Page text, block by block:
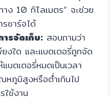
าง 10 กิโลเมตร” จะช่วย
ชาร์จได้
ารจัดเก็บ: สอบถามว่า
งใด และแบตเตอรี่ถูกจัด
บตเตอรี่หมดเป็นเวลา
หภูมิสูงหรือต่ำเกินไป
ใช้งาน